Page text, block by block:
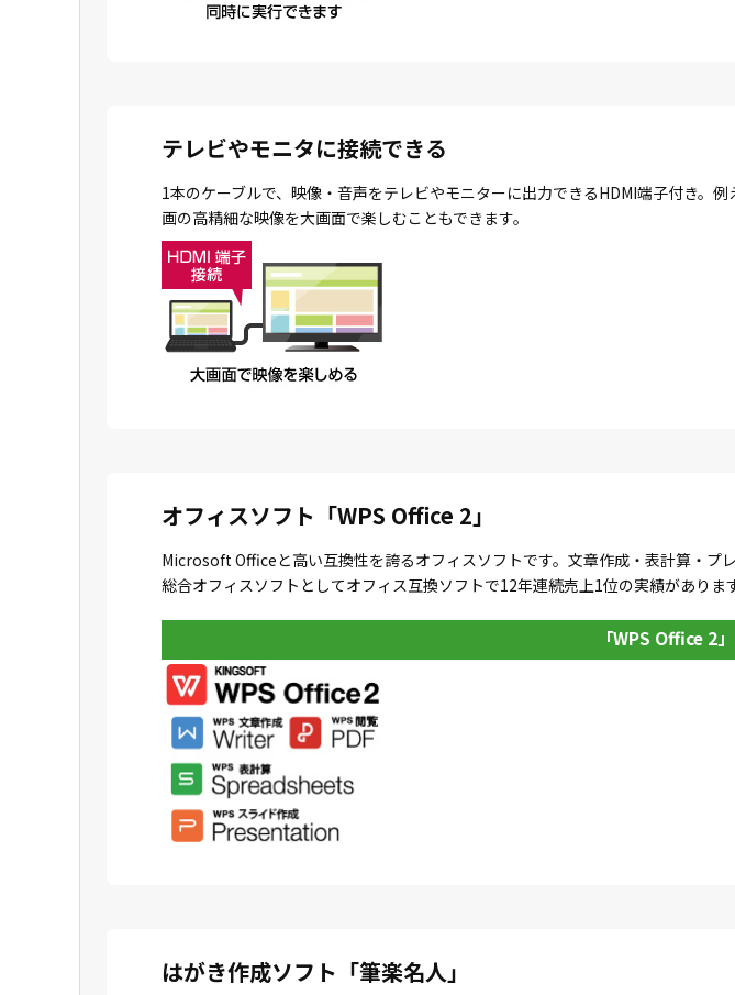
テレビやモニタに接続できる
1本のケーブルで、映像・音声をテレビやモニターに出力できるHDMI端子付き。
画の高精細な映像を大画面で楽しむこともできます。
オフィスソフト「WPS Office 2」
Microsoft Officeと高い互換性を誇るオフィスソフトです。文章作成・表計算・プ
総合オフィスソフトとしてオフィス互換ソフトで12年連続売上1位の実績があります
「WPS Office 2
はがき作成ソフト「筆楽名人」